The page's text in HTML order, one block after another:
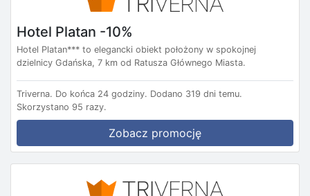
Hotel Platan -10%
Hotel Platan*** to elegancki obiekt położony w spokojnej
dzielnicy Gdańska, 7 km od Ratusza Głównego Miasta.
Triverna. Do końca 24 godziny. Dodano 319 dni temu.
Skorzystano 95 razy.
Zobacz promocję